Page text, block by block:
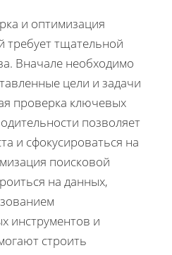
и оптимизация
требует тщательной
Вначале необходимо
цели и задачи
проверка ключевых
позволяет
и сфокусироваться на
поисковой
на данных,
инструментов и
строить